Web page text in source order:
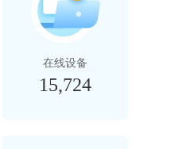
在线设备
15,724